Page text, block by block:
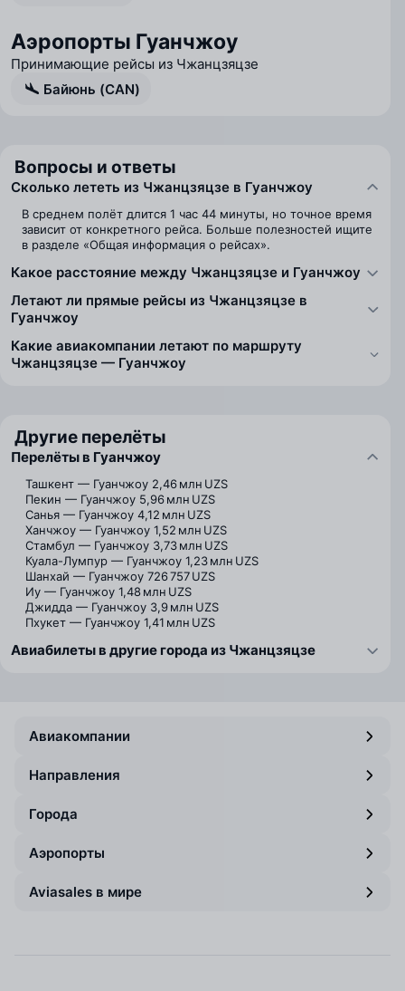
Аэропорты Гуанчжоу
Принимающие рейсы из Чжанцзяцзе
Байюнь (CAN)
Вопросы и ответы
Сколько лететь из Чжанцзяцзе в Гуанчжоу
В среднем полёт длится 1 час 44 минуты, но точное время
зависит от конкретного рейса. Больше полезностей ищите
в разделе «Общая информация о рейсах».
Какое расстояние между Чжанцзяцзе и Гуанчжоу
Летают ли прямые рейсы из Чжанцзяцзе в
Гуанчжоу
Какие авиакомпании летают по маршруту
Чжанцзяцзе — Гуанчжоу
Другие перелёты
Перелёты в Гуанчжоу
Ташкент — Гуанчжоу 2,46 млн UZS
Пекин — Гуанчжоу 5,96 млн UZS
Санья — Гуанчжоу 4,12 млн UZS
Ханчжоу — Гуанчжоу 1,52 млн UZS
Стамбул — Гуанчжоу 3,73 млн UZS
Куала-Лумпур — Гуанчжоу 1,23 млн UZS
Шанхай — Гуанчжоу 726 757 UZS
Иу — Гуанчжоу 1,48 млн UZS
Джидда — Гуанчжоу 3,9 млн UZS
Пхукет — Гуанчжоу 1,41 млн UZS
Авиабилеты в другие города из Чжанцзяцзе
Авиакомпании
Направления
Города
Аэропорты
Aviasales в мире